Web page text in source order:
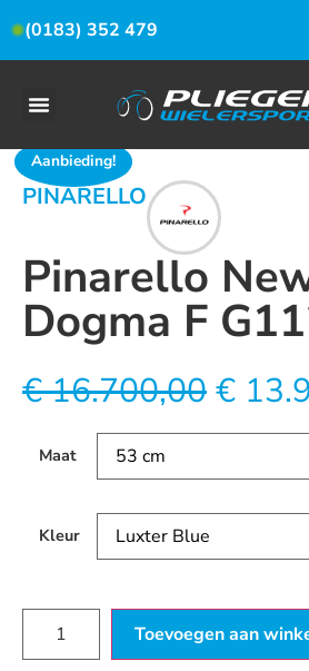
(0183) 352 479
Aanbieding!
PINARELLO
Pinarello
Dogma F
€16.700,00€
Maat
Kleur
Toevoegen aan